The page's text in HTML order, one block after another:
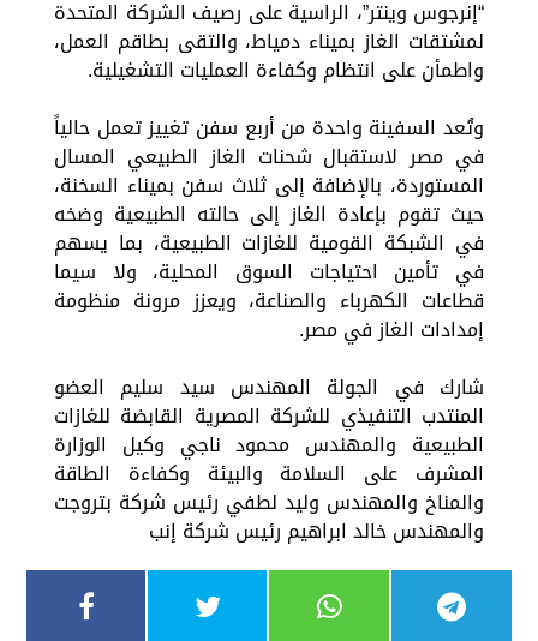
“إنرجوس وينتر”، الراسية على رصيف الشركة المتحدة
لمشتقات الغاز بميناء دمياط، والتقى بطاقم العمل،
واطمأن على انتظام وكفاءة العمليات التشغيلية.
وتُعد السفينة واحدة من أربع سفن تغييز تعمل حالياً
في مصر لاستقبال شحنات الغاز الطبيعي المسال
المستوردة، بالإضافة إلى ثلاث سفن بميناء السخنة،
حيث تقوم بإعادة الغاز إلى حالته الطبيعية وضخه
في الشبكة القومية للغازات الطبيعية، بما يسهم
في تأمين احتياجات السوق المحلية، ولا سيما
قطاعات الكهرباء والصناعة، ويعزز مرونة منظومة
إمدادات الغاز في مصر.
شارك في الجولة المهندس سيد سليم العضو
المنتدب التنفيذي للشركة المصرية القابضة للغازات
الطبيعية والمهندس محمود ناجي وكيل الوزارة
المشرف على السلامة والبيئة وكفاءة الطاقة
والمناخ والمهندس وليد لطفي رئيس شركة بتروجت
والمهندس خالد ابراهيم رئيس شركة إنب